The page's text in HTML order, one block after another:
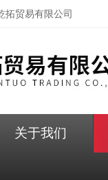
拓贸易有限公司
关于我们